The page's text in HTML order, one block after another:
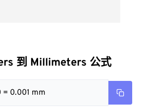
到 Millimeters 公式
= 0.001 mm